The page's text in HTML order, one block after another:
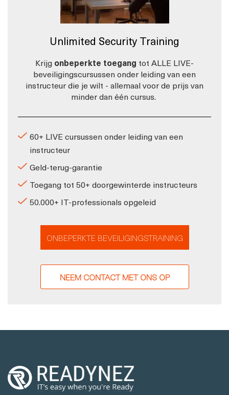
Unlimited Security Training
Krijg onbeperkte toegang tot ALLE LIVE-
beveiligingscursussen onder leiding van een
instructeur die je wilt - allemaal voor de prijs van
minder dan één cursus.
60+ LIVE cursussen onder leiding van een
instructeur
Geld-terug-garantie
Toegang tot 50+ doorgewinterde instructeurs
50.000+ IT-professionals opgeleid
ONBEPERKTE BEVEILIGINGSTRAINING
NEEM CONTACT MET ONS OP